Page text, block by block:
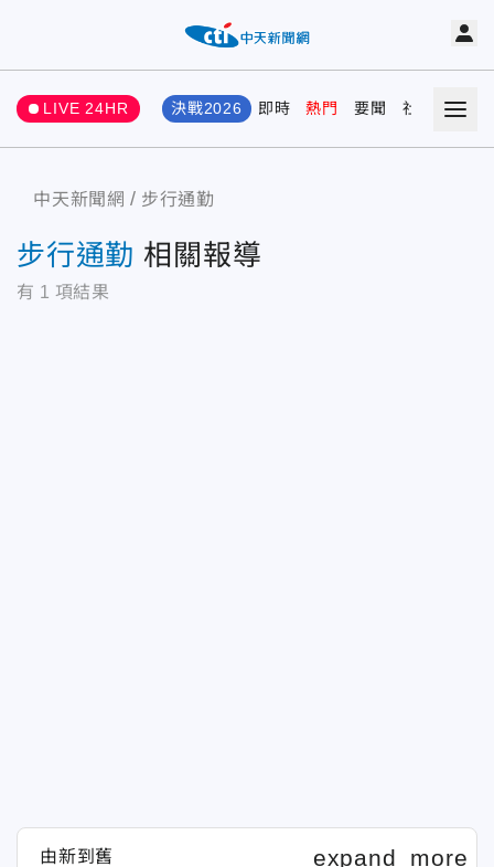
LIVE 24HR 決戰2026 即時 熱門 要聞 社會 娛樂
中天新聞網 步行通勤
步行通勤 相關報導
有 1 項結果